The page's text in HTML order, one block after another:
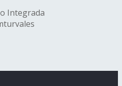
Integrada